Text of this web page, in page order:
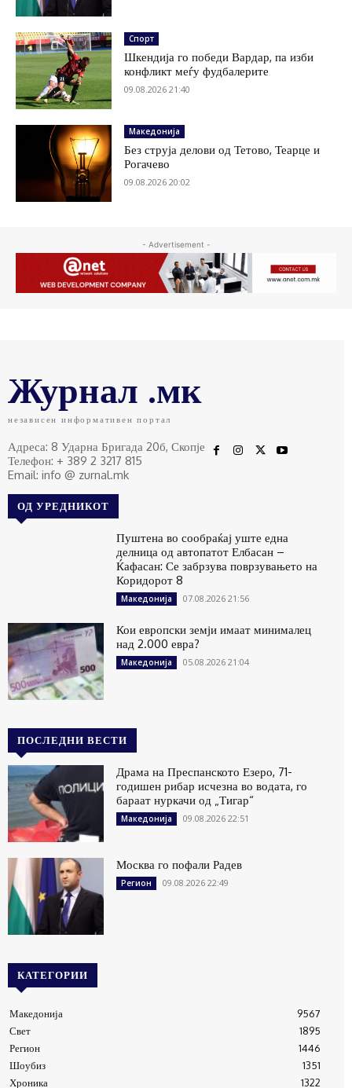
Спорт
Шкендија го победи Вардар, па изби
конфликт меѓу фудбалерите
09.08.2026 21:40
Македонија
Без струја делови од Тетово, Теарце и
Рогачево
09.08.2026 20:02
- Advertisement -
Журнал .мк
независен информативен портал
Адреса: 8 Ударна Бригада 20б, Скопје
Телефон: + 389 2 3217 815
Email: info @ zurnal.mk
ОД УРЕДНИКОТ
Пуштена во сообраќај уште една
делница од автопатот Елбасан –
Ќафасан: Се забрзува поврзувањето на
Коридорот 8
Македонија 07.08.2026 21:56
Кои европски земји имаат минималец
над 2.000 евра?
Македонија 05.08.2026 21:04
ПОСЛЕДНИ ВЕСТИ
Драма на Преспанското Езеро, 71-
годишен рибар исчезна во водата, го
бараат нуркачи од „Тигар“
Македонија 09.08.2026 22:51
Москва го пофали Радев
Регион 09.08.2026 22:49
КАТЕГОРИИ
Македонија
9567
Свет
1895
Регион
1446
Шоубиз
1351
Хроника
1322